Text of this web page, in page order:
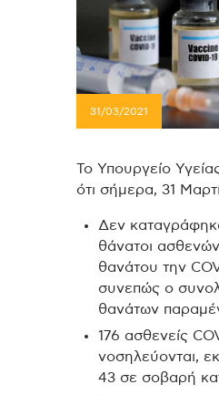
31/03/2021
Το Υπουργείο
ότι σήμερα, 31
Δεν
θάνατοι ασθενών
θανάτου την
συνεπώς ο
θανάτων
176 ασθενείς
νοσηλεύονται,
43 σε σοβαρή